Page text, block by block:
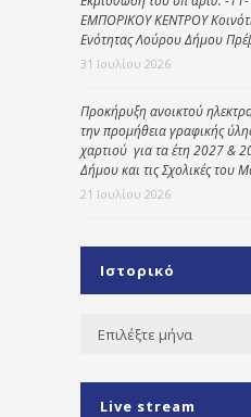
ΕΜΠΟΡΙΚΟΥ ΚΕΝΤΡΟΥ
Ενότητας Λούρου Δήμου
31 Ιουλίου 2026
Προκήρυξη ανοικτού
την προμήθεια γραφικής
χαρτιού για τα έτη 2027 &
Δήμου και τις Σχολικές του
21 Ιουλίου 2026
Ιστορικό
Ιστορικό
Live stream